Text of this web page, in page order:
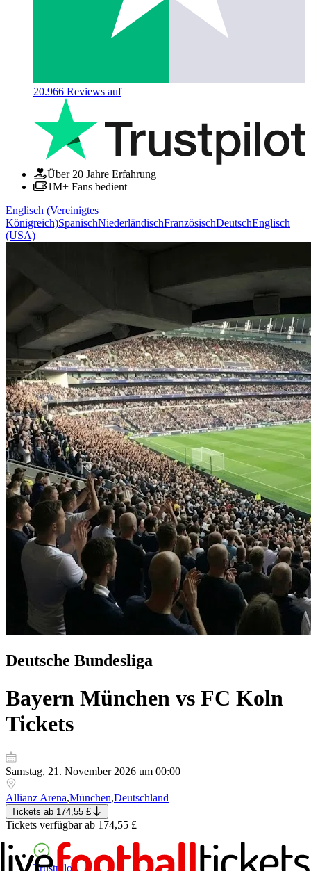
20.966 Reviews auf
Über 20 Jahre Erfahrung
1M+ Fans bedient
Englisch (Vereinigtes
Königreich)SpanischNiederländischFranzösischDeutschEnglisch
(USA)
Deutsche Bundesliga
Bayern München vs FC Koln
Tickets
Samstag, 21. November 2026 um 00:00
Allianz Arena,München,Deutschland
Tickets ab 174,55 £
Tickets verfügbar ab 174,55 £
Trustpilot